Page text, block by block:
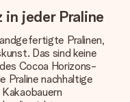
jeder Praline
Pralinen,
Das sind keine
Cocoa Horizons-
Praline nachhaltige